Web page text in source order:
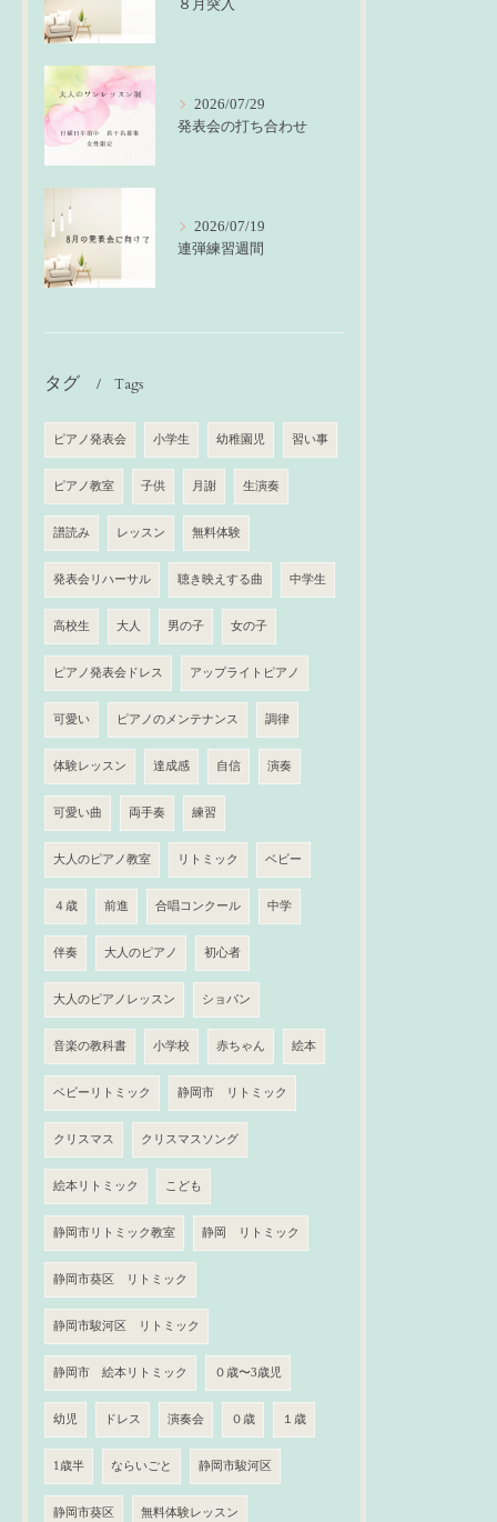
８月突入
2026/07/29
発表会の打ち合わせ
2026/07/19
連弾練習週間
タグ Tags
ピアノ発表会 小学生 幼稚園児 習い事
ピアノ教室 子供 月謝 生演奏
譜読み レッスン 無料体験
発表会リハーサル 聴き映えする曲 中学生
高校生 大人 男の子 女の子
ピアノ発表会ドレス アップライトピアノ
可愛い ピアノのメンテナンス 調律
体験レッスン 達成感 自信 演奏
可愛い曲 両手奏 練習
大人のピアノ教室 リトミック ベビー
４歳 前進 合唱コンクール 中学
伴奏 大人のピアノ 初心者
大人のピアノレッスン ショパン
音楽の教科書 小学校 赤ちゃん 絵本
ベビーリトミック 静岡市 リトミック
クリスマス クリスマスソング
絵本リトミック こども
静岡市リトミック教室 静岡 リトミック
静岡市葵区 リトミック
静岡市駿河区 リトミック
静岡市 絵本リトミック ０歳〜3歳児
幼児 ドレス 演奏会 ０歳 １歳
1歳半 ならいごと 静岡市駿河区
静岡市葵区 無料体験レッスン